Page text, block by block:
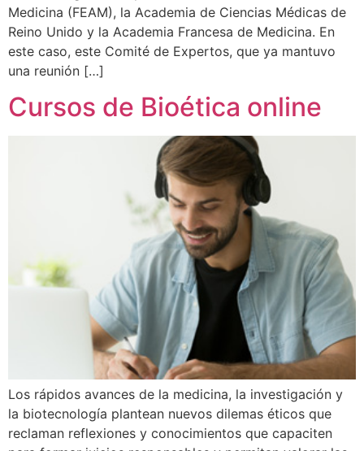
Medicina (FEAM), la Academia de Ciencias Médicas de
Reino Unido y la Academia Francesa de Medicina. En
este caso, este Comité de Expertos, que ya mantuvo
una reunión […]
Cursos de Bioética online
Los rápidos avances de la medicina, la investigación y
la biotecnología plantean nuevos dilemas éticos que
reclaman reflexiones y conocimientos que capaciten